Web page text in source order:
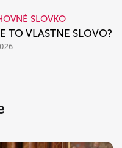
SLOVKO
TO VLASTNE SLOVO?